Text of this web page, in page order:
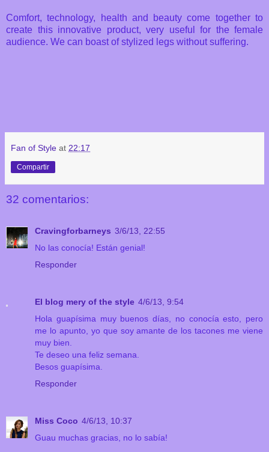
Comfort, technology, health and beautycome together to
create this innovative product, very useful for the female
audience. We can boast of stylized legs without suffering.
Fan of Style at 22:17
Compartir
32 comentarios:
Cravingforbarneys 3/6/13, 22:55
No las conocía! Están genial!
Responder
El blog mery of the style 4/6/13, 9:54
Hola guapísima muy buenos días, no conocía esto, pero
me lo apunto, yo que soy amante de los tacones me viene
muy bien.
Te deseo una feliz semana.
Besos guapísima.
Responder
Miss Coco 4/6/13, 10:37
Guau muchas gracias, no lo sabía!